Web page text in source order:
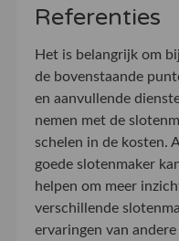
Referenties
Het is belangrijk om
de bovenstaande
en aanvullende
nemen met de
schelen in de kosten.
goede slotenmaker
helpen om meer
verschillende
ervaringen van